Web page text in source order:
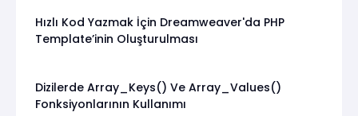
Hızlı Kod Yazmak İçin Dreamweaver'da PHP
Template’inin Oluşturulması
Dizilerde Array_Keys() Ve Array_Values()
Fonksiyonlarının Kullanımı